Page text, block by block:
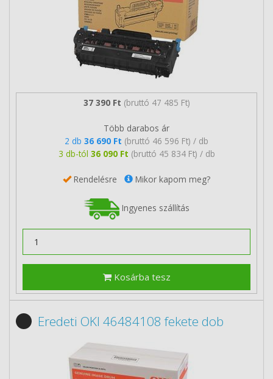
37 390 Ft (bruttó 47 485 Ft)
Több darabos ár
2 db 36 690 Ft (bruttó 46 596 Ft) / db
3 db-tól 36 090 Ft (bruttó 45 834 Ft) / db
Rendelésre Mikor kapom meg?
Ingyenes szállítás
Kosárba tesz
Eredeti OKI 46484108 fekete dob